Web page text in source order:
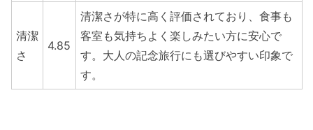
清潔
さ
4.85
清潔さが特に高く評価されており、食事も
客室も気持ちよく楽しみたい方に安心で
す。大人の記念旅行にも選びやすい印象で
す。